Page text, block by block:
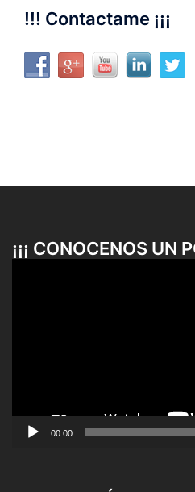
!!! Contactame ¡¡¡
¡¡¡ CONOCENOS UN
00:00